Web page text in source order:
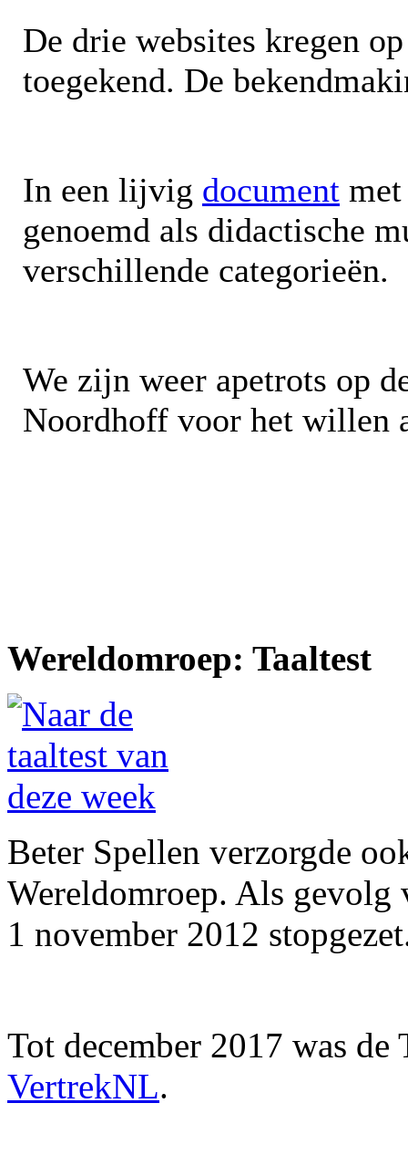
De drie websites kregen
toegekend. De
In een lijvig document
genoemd als didactische
verschillende categorieën.
We zijn weer apetrots op
Noordhoff voor het willen
Wereldomroep: Taaltest
Beter Spellen verzorgde
Wereldomroep. Als gevolg
1 november 2012
Tot december 2017 was
VertrekNL.